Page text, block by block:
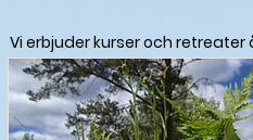
Vi erbjuder kurser och